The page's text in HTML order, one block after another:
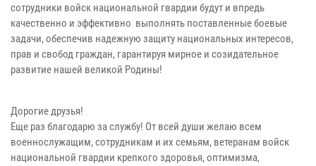
сотрудники войск национальной гвардии будут и впредь
качественно и эффективно выполнять поставленные боевые
задачи, обеспечив надежную защиту национальных интересов,
прав и свобод граждан, гарантируя мирное и созидательное
развитие нашей великой Родины!
Дорогие друзья!
Еще раз благодарю за службу! От всей души желаю всем
военнослужащим, сотрудникам и их семьям, ветеранам войск
национальной гвардии крепкого здоровья, оптимизма,